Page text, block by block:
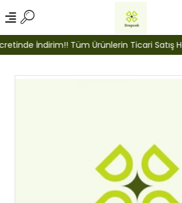
İndirim!! Tüm Ürünlerin Ticari Satış